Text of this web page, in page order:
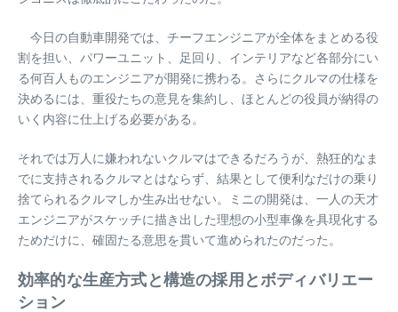
今日の自動車開発では、チーフエンジニアが全体をまとめる役
割を担い、パワーユニット、足回り、インテリアなど各部分にい
る何百人ものエンジニアが開発に携わる。さらにクルマの仕様を
決めるには、重役たちの意見を集約し、ほとんどの役員が納得の
いく内容に仕上げる必要がある。
それでは万人に嫌われないクルマはできるだろうが、熱狂的なま
でに支持されるクルマとはならず、結果として便利なだけの乗り
捨てられるクルマしか生み出せない。ミニの開発は、一人の天才
エンジニアがスケッチに描き出した理想の小型車像を具現化する
ためだけに、確固たる意思を貫いて進められたのだった。
効率的な生産方式と構造の採用とボディバリエー
ション